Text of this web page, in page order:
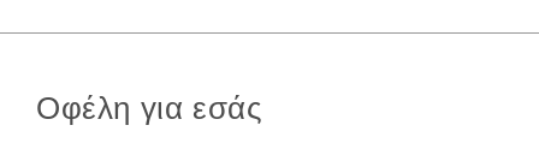
Οφέλη για εσάς